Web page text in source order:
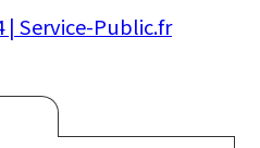
| Service-Public.fr